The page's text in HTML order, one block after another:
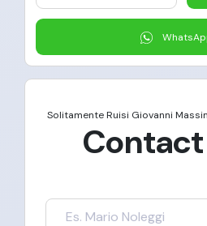
SolitamenteRuisi Giovanni